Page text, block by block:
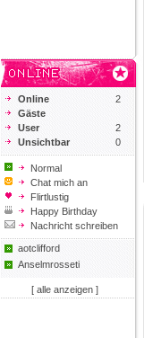
Online
2
Gäste
User
2
Unsichtbar
0
Normal
Chat mich an
Flirtlustig
Happy Birthday
Nachricht schreiben
aotclifford
Anselmrosseti
[ alle anzeigen ]